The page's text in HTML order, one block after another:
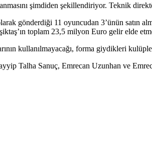
şimdiden şekillendiriyor. Teknik
gönderdiği 11 oyuncudan 3’ünün satın
toplam 23,5 milyon Euro gelir elde
kullanılmayacağı, forma giydikleri
Talha Sanuç, Emrecan Uzunhan ve